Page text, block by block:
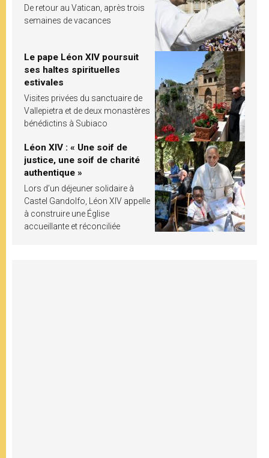
De retour au Vatican, après trois
semaines de vacances
Le pape Léon XIV poursuit
ses haltes spirituelles
estivales
Visites privées du sanctuaire de
Vallepietra et de deux monastères
bénédictins à Subiaco
Léon XIV : « Une soif de
justice, une soif de charité
authentique »
Lors d’un déjeuner solidaire à
Castel Gandolfo, Léon XIV appelle
à construire une Église
accueillante et réconciliée